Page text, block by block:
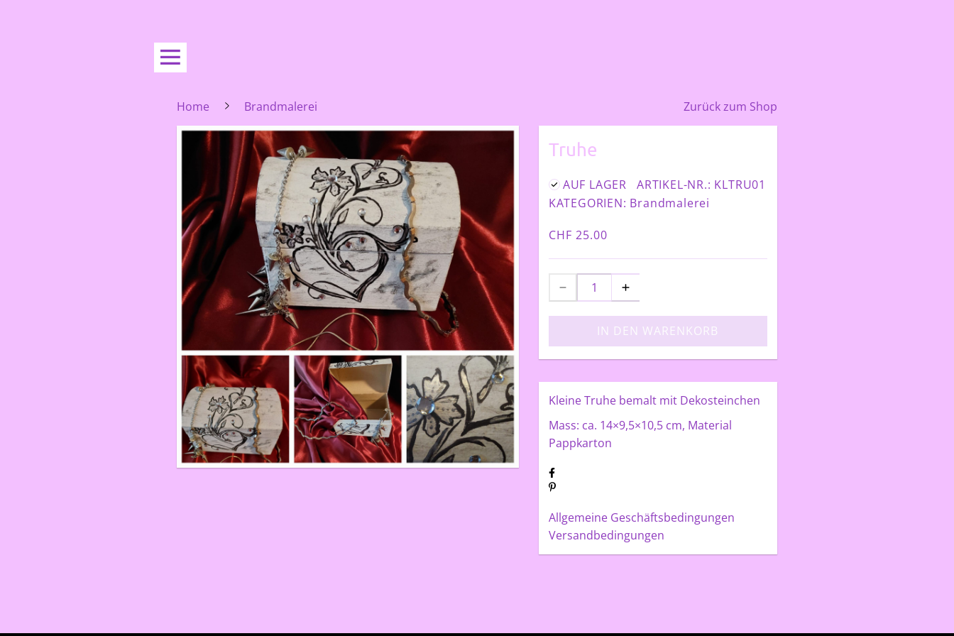
Home Brandmalerei Zurück zum Shop
Truhe
AUF LAGER
ARTIKEL-NR.: KLTRU01
KATEGORIEN: Brandmalerei
CHF 25.00
IN DEN WARENKORB
Kleine Truhe bemalt mit Dekosteinchen
Mass: ca. 14×9,5×10,5 cm, Material
Pappkarton
Allgemeine Geschäftsbedingungen
Versandbedingungen